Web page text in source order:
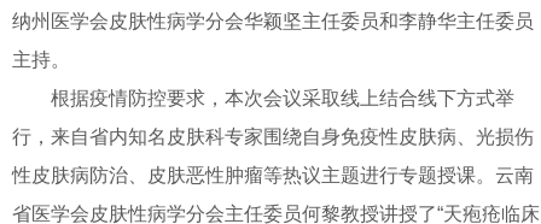
纳州医学会皮肤性病学分会华颖坚主任委员和李静华主任委员
主持。
根据疫情防控要求，本次会议采取线上结合线下方式举
行，来自省内知名皮肤科专家围绕自身免疫性皮肤病、光损伤
性皮肤病防治、皮肤恶性肿瘤等热议主题进行专题授课。云南
省医学会皮肤性病学分会主任委员何黎教授讲授了“天疱疮临床